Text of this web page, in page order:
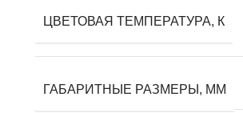
ЦВЕТОВАЯ ТЕМПЕРАТУРА, К
ГАБАРИТНЫЕ РАЗМЕРЫ, ММ